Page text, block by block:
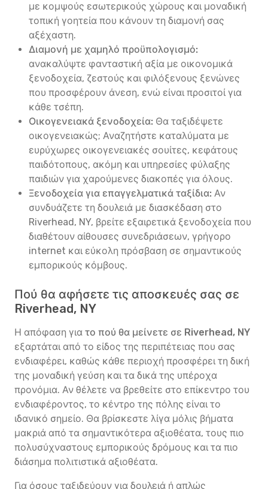
με κομψούς εσωτερικούς χώρους και μοναδική
τοπική γοητεία που κάνουν τη διαμονή σας
αξέχαστη.
Διαμονή με χαμηλό προϋπολογισμό:
ανακαλύψτε φανταστική αξία με οικονομικά
ξενοδοχεία, ζεστούς και φιλόξενους ξενώνες
που προσφέρουν άνεση, ενώ είναι προσιτοί για
κάθε τσέπη.
Οικογενειακά ξενοδοχεία: Θα ταξιδέψετε
οικογενειακώς; Αναζητήστε καταλύματα με
ευρύχωρες οικογενειακές σουίτες, κεφάτους
παιδότοπους, ακόμη και υπηρεσίες φύλαξης
παιδιών για χαρούμενες διακοπές για όλους.
Ξενοδοχεία για επαγγελματικά ταξίδια: Αν
συνδυάζετε τη δουλειά με διασκέδαση στο
Riverhead, NY, βρείτε εξαιρετικά ξενοδοχεία που
διαθέτουν αίθουσες συνεδριάσεων, γρήγορο
internet και εύκολη πρόσβαση σε σημαντικούς
εμπορικούς κόμβους.
Πού θα αφήσετε τις αποσκευές σας σε
Riverhead, NY
Η απόφαση για το πού θα μείνετε σε Riverhead, NY
εξαρτάται από το είδος της περιπέτειας που σας
ενδιαφέρει, καθώς κάθε περιοχή προσφέρει τη δική
της μοναδική γεύση και τα δικά της υπέροχα
προνόμια. Αν θέλετε να βρεθείτε στο επίκεντρο του
ενδιαφέροντος, το κέντρο της πόλης είναι το
ιδανικό σημείο. Θα βρίσκεστε λίγα μόλις βήματα
μακριά από τα σημαντικότερα αξιοθέατα, τους πιο
πολυσύχναστους εμπορικούς δρόμους και τα πιο
διάσημα πολιτιστικά αξιοθέατα.
Για όσους ταξιδεύουν για δουλειά ή απλώς